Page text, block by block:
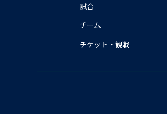
試合
チーム
チケット・観戦